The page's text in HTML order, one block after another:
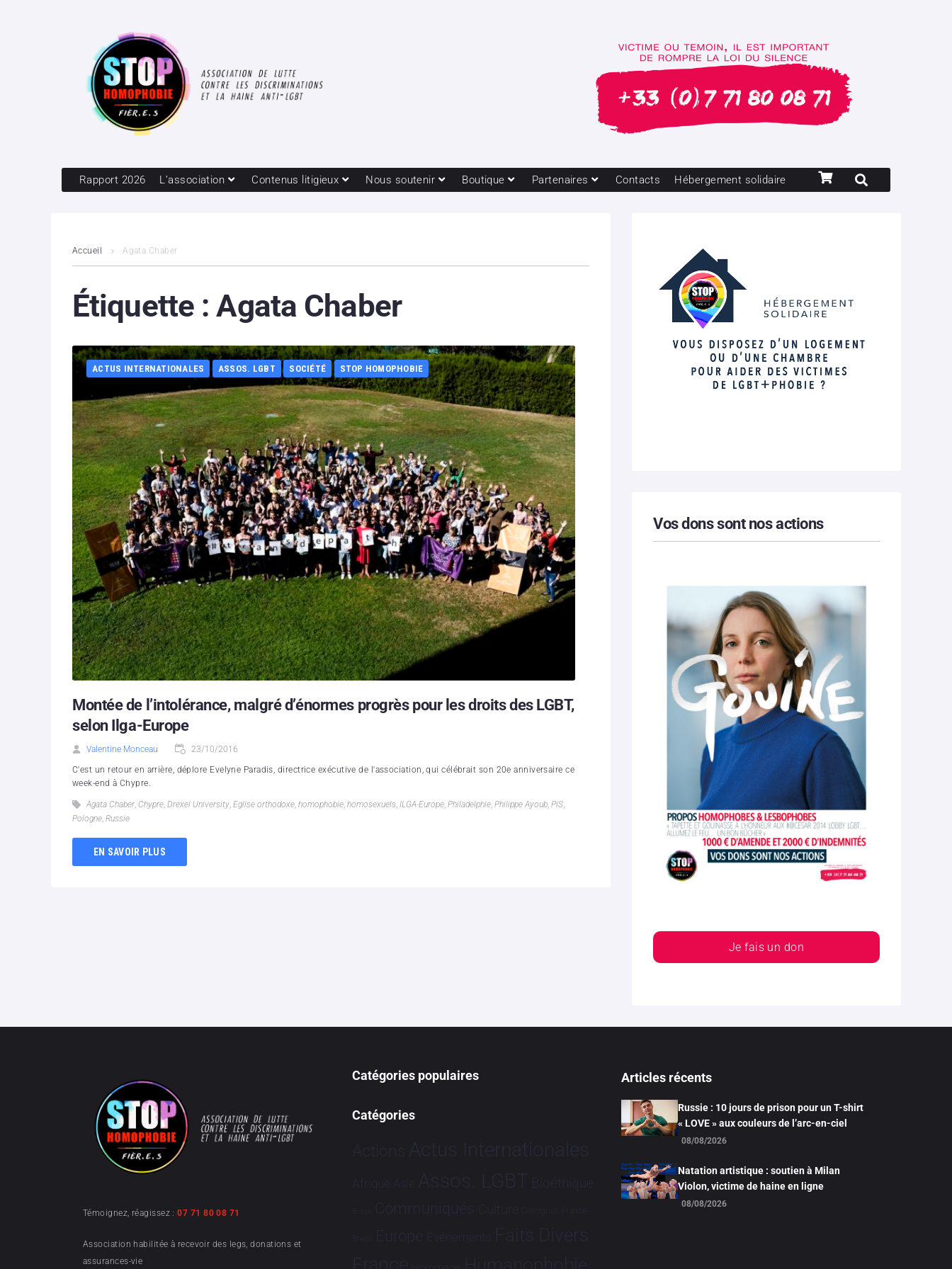
Rapport 2026 L’association Contenus litigieux Nous soutenir Boutique Partenaires Contacts Hébergement solidaire
Accueil Agata Chaber
Étiquette :Agata Chaber
ACTUS INTERNATIONALES ASSOS. LGBT SOCIÉTÉ STOP HOMOPHOBIE
Montée de l’intolérance, malgré d’énormes progrès pour les droits des LGBT,
selon Ilga-Europe
Valentine Monceau 23/10/2016
C'est un retour en arrière, déplore Evelyne Paradis, directrice exécutive de l'association, qui célébrait son 20e anniversaire ce
week-end à Chypre.
Agata Chaber, Chypre, Drexel University, Eglise orthodoxe, homophobie, homosexuels, ILGA-Europe, Philadelphie, Philippe Ayoub, PiS,
Pologne, Russie
EN SAVOIR PLUS
Vos dons sont nos actions
Je fais un don
Témoignez, réagissez :07 71 80 08 71
Association habilitée à recevoir des legs, donations et
assurances-vie
Catégories populaires
Catégories
Actions Actus Internationales
Afrique Asie Assos. LGBT Bioéthique
Brève Communiqués Culture Dialogues France-
Brésil Europe Evénements Faits Divers
Humanophobie
Articles récents
Russie : 10 jours de prison pour un T-shirt
« LOVE » aux couleurs de l’arc-en-ciel
08/08/2026
Natation artistique : soutien à Milan
Violon, victime de haine en ligne
08/08/2026